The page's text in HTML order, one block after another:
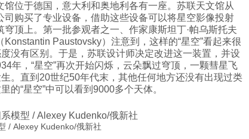
馆位于德国，意大利和奥地利各有一座。苏联天文馆从
司购买了专业设备，借助这些设备可以将星空影像投射
穹顶上。第一批参观者之一、作家康斯坦丁·帕乌斯托夫
Konstantin Paustovsky）注意到，这样的“星空”看起来很
没有区别。于是，苏联设计师决定改进这一装置，并设
年，“星空”再次开始闪烁，云朵飘过穹顶，一颗彗星飞
。直到20世纪50年代末，其他任何地方还没有出现过类
的“星空”中可以看到9000多个天体。
/ Alexey Kudenko/俄新社